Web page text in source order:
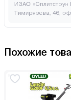
ИЗАО «Сплитстоун
Тимирязева, 46,
Похожие